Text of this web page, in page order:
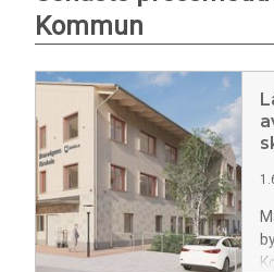
Kommun